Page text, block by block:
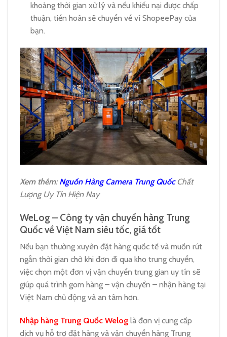
khoảng thời gian xử lý và nếu khiếu nại được chấp
thuận, tiền hoàn sẽ chuyển về ví ShopeePay của
bạn.
Xem thêm:Nguồn Hàng Camera Trung QuốcChất
Lượng Uy Tín Hiện Nay
WeLog – Công ty vận chuyển hàng Trung
Quốc về Việt Nam siêu tốc, giá tốt
Nếu bạn thường xuyên đặt hàng quốc tế và muốn rút
ngắn thời gian chờ khi đơn đi qua kho trung chuyển,
việc chọn một đơn vị vận chuyển trung gian uy tín sẽ
giúp quá trình gom hàng – vận chuyển – nhận hàng tại
Việt Nam chủ động và an tâm hơn.
Nhập hàng Trung Quốc Welog là đơn vị cung cấp
dịch vụ hỗ trợ đặt hàng và vận chuyển hàng Trung